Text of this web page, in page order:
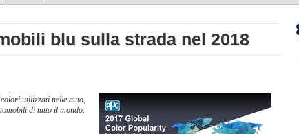
blu sulla strada nel 2018
utilizzati nelle auto,
di tutto il mondo.